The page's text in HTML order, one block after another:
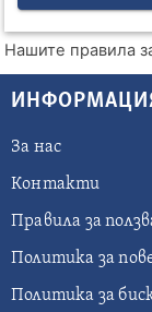
Нашите правила
За нас
Контакти
Правила за
Политика за
Политика за